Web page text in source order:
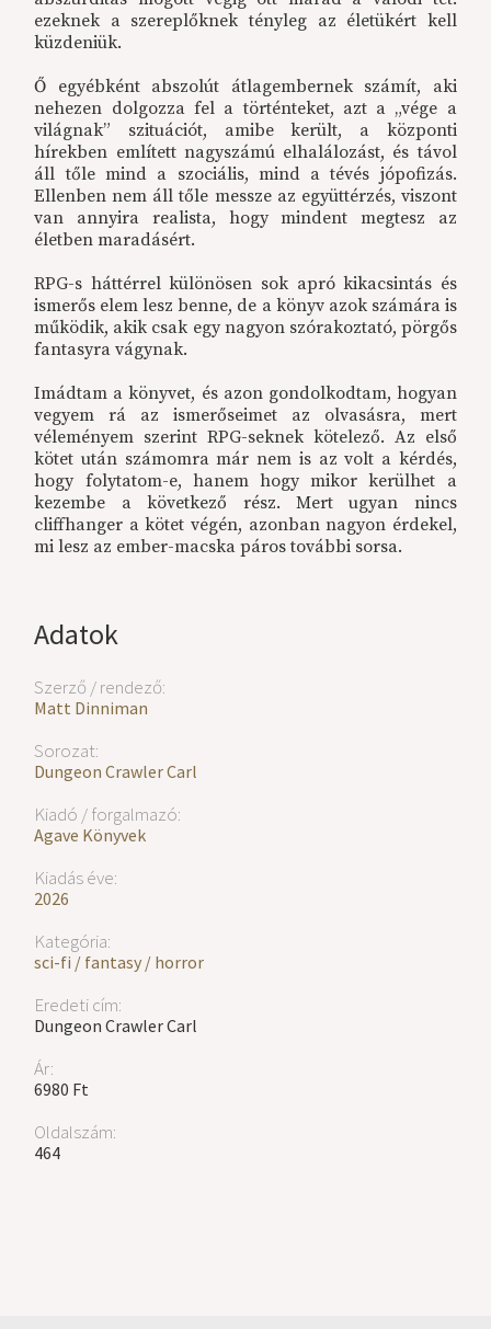
Adatok
Szerző / rendező:
Matt Dinniman
Sorozat:
Dungeon Crawler Carl
Kiadó / forgalmazó:
Agave Könyvek
Kiadás éve:
2026
Kategória:
sci-fi / fantasy / horror
Eredeti cím:
Dungeon Crawler Carl
Ár:
6980 Ft
Oldalszám:
464
ezeknek a szereplőknek tényleg az életükért kell
küzdeniük.
Ő egyébként abszolút átlagembernek számít, aki
nehezen dolgozza fel a történteket, azt a „vége a
világnak” szituációt, amibe került, a központi
hírekben említett nagyszámú elhalálozást, és távol
áll tőle mind a szociális, mind a tévés jópofizás.
Ellenben nem áll tőle messze az együttérzés, viszont
van annyira realista, hogy mindent megtesz az
életben maradásért.
RPG-s háttérrel különösen sok apró kikacsintás és
ismerős elem lesz benne, de a könyv azok számára is
működik, akik csak egy nagyon szórakoztató, pörgős
fantasyra vágynak.
Imádtam a könyvet, és azon gondolkodtam, hogyan
vegyem rá az ismerőseimet az olvasásra, mert
véleményem szerint RPG-seknek kötelező. Az első
kötet után számomra már nem is az volt a kérdés,
hogy folytatom-e, hanem hogy mikor kerülhet a
kezembe a következő rész. Mert ugyan nincs
cliffhanger a kötet végén, azonban nagyon érdekel,
mi lesz az ember-macska páros további sorsa.